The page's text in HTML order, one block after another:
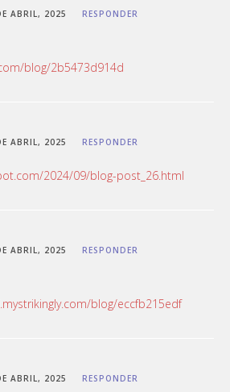
ABRIL, 2025 RESPONDER
blog/2b5473d914d
ABRIL, 2025 RESPONDER
2024/09/blog-post_26.html
ABRIL, 2025 RESPONDER
blog/eccfb215edf
ABRIL, 2025 RESPONDER